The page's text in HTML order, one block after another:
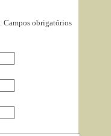
Campos obrigatórios